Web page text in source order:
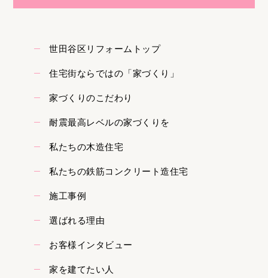
世田谷区リフォームトップ
住宅街ならではの「家づくり」
家づくりのこだわり
耐震最高レベルの家づくりを
私たちの木造住宅
私たちの鉄筋コンクリート造住宅
施工事例
選ばれる理由
お客様インタビュー
家を建てたい人